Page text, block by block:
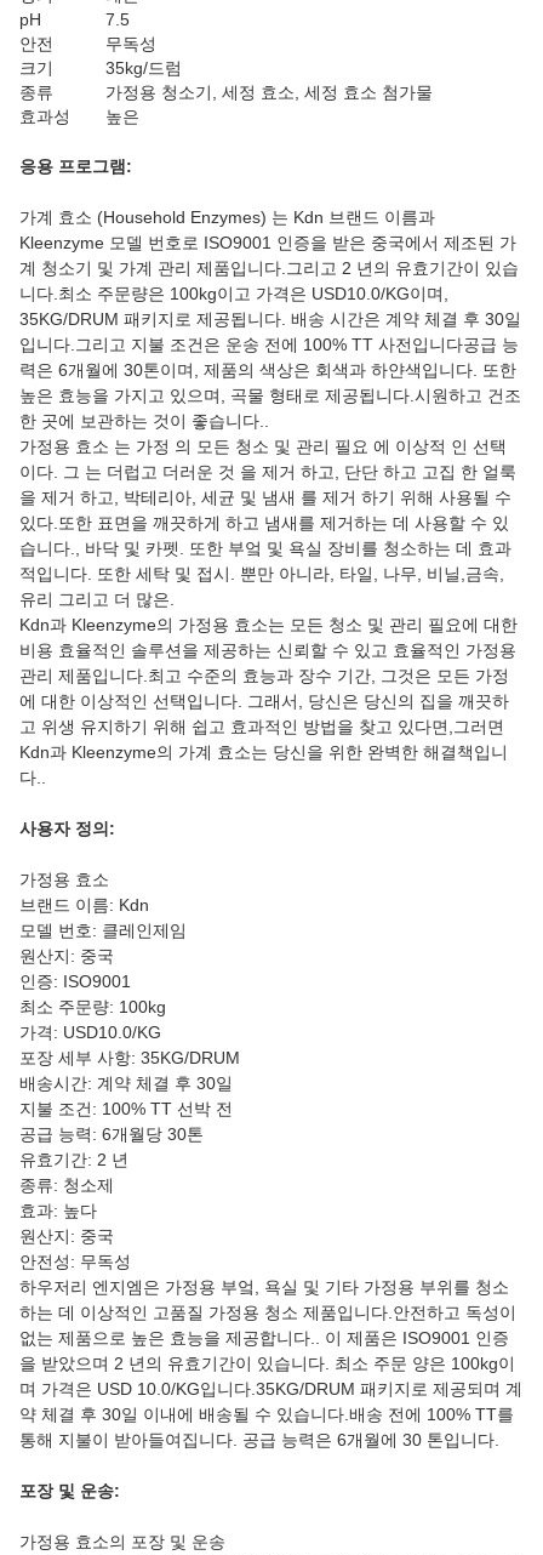
pH
7.5
안전
무독성
크기
35kg/드럼
종류
가정용 청소기, 세정 효소, 세정 효소 첨가물
효과성
높은
응용 프로그램:
가계 효소 (Household Enzymes) 는 Kdn 브랜드 이름과
Kleenzyme 모델 번호로 ISO9001 인증을 받은 중국에서 제조된 가
계 청소기 및 가계 관리 제품입니다.그리고 2 년의 유효기간이 있습
니다.최소 주문량은 100kg이고 가격은 USD10.0/KG이며,
35KG/DRUM 패키지로 제공됩니다. 배송 시간은 계약 체결 후 30일
입니다.그리고 지불 조건은 운송 전에 100% TT 사전입니다공급 능
력은 6개월에 30톤이며, 제품의 색상은 회색과 하얀색입니다. 또한
높은 효능을 가지고 있으며, 곡물 형태로 제공됩니다.시원하고 건조
한 곳에 보관하는 것이 좋습니다..
가정용 효소 는 가정 의 모든 청소 및 관리 필요 에 이상적 인 선택
이다. 그 는 더럽고 더러운 것 을 제거 하고, 단단 하고 고집 한 얼룩
을 제거 하고, 박테리아, 세균 및 냄새 를 제거 하기 위해 사용될 수
있다.또한 표면을 깨끗하게 하고 냄새를 제거하는 데 사용할 수 있
습니다., 바닥 및 카펫. 또한 부엌 및 욕실 장비를 청소하는 데 효과
적입니다. 또한 세탁 및 접시. 뿐만 아니라, 타일, 나무, 비닐,금속,
유리 그리고 더 많은.
Kdn과 Kleenzyme의 가정용 효소는 모든 청소 및 관리 필요에 대한
비용 효율적인 솔루션을 제공하는 신뢰할 수 있고 효율적인 가정용
관리 제품입니다.최고 수준의 효능과 장수 기간, 그것은 모든 가정
에 대한 이상적인 선택입니다. 그래서, 당신은 당신의 집을 깨끗하
고 위생 유지하기 위해 쉽고 효과적인 방법을 찾고 있다면,그러면
Kdn과 Kleenzyme의 가계 효소는 당신을 위한 완벽한 해결책입니
다..
사용자 정의:
가정용 효소
브랜드 이름: Kdn
모델 번호: 클레인제임
원산지: 중국
인증: ISO9001
최소 주문량: 100kg
가격: USD10.0/KG
포장 세부 사항: 35KG/DRUM
배송시간: 계약 체결 후 30일
지불 조건: 100% TT 선박 전
공급 능력: 6개월당 30톤
유효기간: 2 년
종류: 청소제
효과: 높다
원산지: 중국
안전성: 무독성
하우저리 엔지엠은 가정용 부엌, 욕실 및 기타 가정용 부위를 청소
하는 데 이상적인 고품질 가정용 청소 제품입니다.안전하고 독성이
없는 제품으로 높은 효능을 제공합니다.. 이 제품은 ISO9001 인증
을 받았으며 2 년의 유효기간이 있습니다. 최소 주문 양은 100kg이
며 가격은 USD 10.0/KG입니다.35KG/DRUM 패키지로 제공되며 계
약 체결 후 30일 이내에 배송될 수 있습니다.배송 전에 100% TT를
통해 지불이 받아들여집니다. 공급 능력은 6개월에 30 톤입니다.
포장 및 운송:
가정용 효소의 포장 및 운송